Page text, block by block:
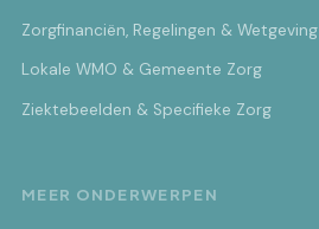
Zorgfinanciën, Regelingen & Wetgeving
Lokale WMO & Gemeente Zorg
Ziektebeelden & Specifieke Zorg
MEER ONDERWERPEN